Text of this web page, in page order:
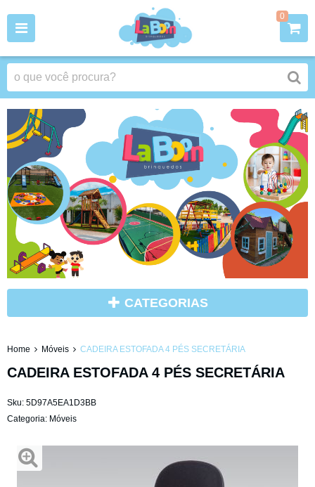
0
CATEGORIAS
Home Móveis CADEIRA ESTOFADA 4 PÉS SECRETÁRIA
CADEIRA ESTOFADA 4 PÉS SECRETÁRIA
Sku: 5D97A5EA1D3BB
Categoria: Móveis